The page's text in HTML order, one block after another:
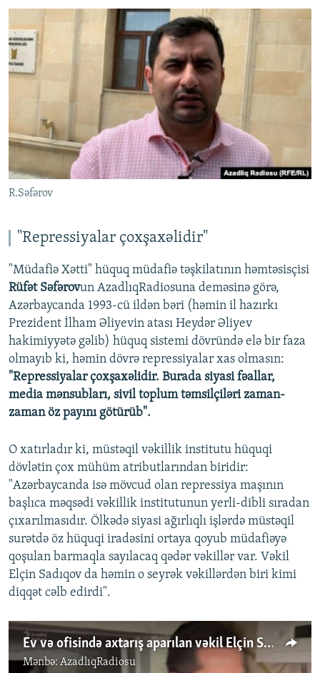
R.Səfərov
"Repressiyalar çoxşaxəlidir"
"Müdafiə Xətti" hüquq müdafiə təşkilatının həmtəsisçisi
Rüfət Səfərovun AzadlıqRadiosuna deməsinə görə,
Azərbaycanda 1993-cü ildən bəri (həmin il hazırkı
Prezident İlham Əliyevin atası Heydər Əliyev
hakimiyyətə gəlib) hüquq sistemi dövründə elə bir faza
olmayıb ki, həmin dövrə repressiyalar xas olmasın:
"Repressiyalar çoxşaxəlidir. Burada siyasi fəallar,
media mənsubları, sivil toplum təmsilçiləri zaman-
zaman öz payını götürüb".
O xatırladır ki, müstəqil vəkillik institutu hüquqi
dövlətin çox mühüm atributlarından biridir:
"Azərbaycanda isə mövcud olan repressiya maşının
başlıca məqsədi vəkillik institutunun yerli-dibli sıradan
çıxarılmasıdır. Ölkədə siyasi ağırlıqlı işlərdə müstəqil
surətdə öz hüquqi iradəsini ortaya qoyub müdafiəyə
qoşulan barmaqla sayılacaq qədər vəkillər var. Vəkil
Elçin Sadıqov da həmin o seyrək vəkillərdən biri kimi
diqqət cəlb edirdi".
Ev və ofisində axtarış aparılan vəkil Elçin Sadıqov: Mən heç bir şey etməmişəm, hamısı uydurmadır
Mənbə: AzadlıqRadiosu